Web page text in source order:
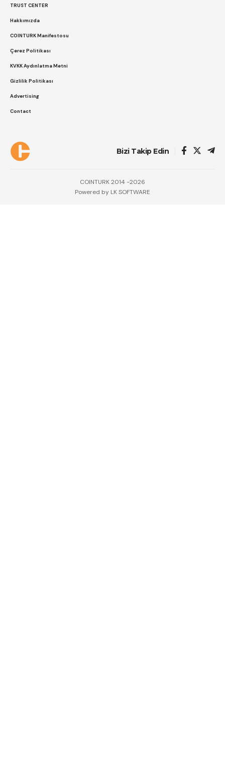
TRUST CENTER
Hakkımızda
COINTURK Manifestosu
Çerez Politikası
KVKK Aydınlatma Metni
Gizlilik Politikası
Advertising
Contact
Bizi Takip Edin
COINTURK 2014 -2026
Powered by LK SOFTWARE